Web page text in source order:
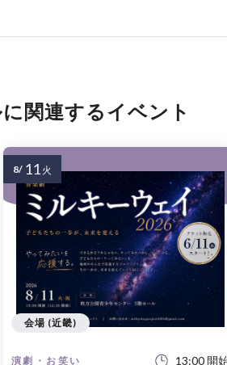
関連するイベント
演劇・お笑い 13:00 開
会場 (近畿)
8/ 11 火